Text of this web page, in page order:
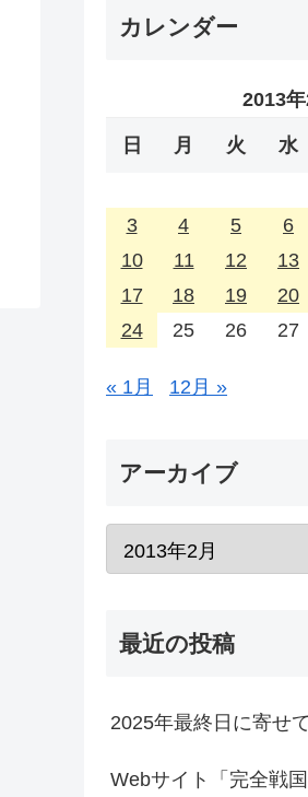
カレンダー
2013年
日 月 火 水
3
4 5 6
10
11 12 13
17
18 19 20
24
25 26 27
« 1月 12月 »
アーカイブ
最近の投稿
2025年最終日に寄せて
Webサイト「完全戦